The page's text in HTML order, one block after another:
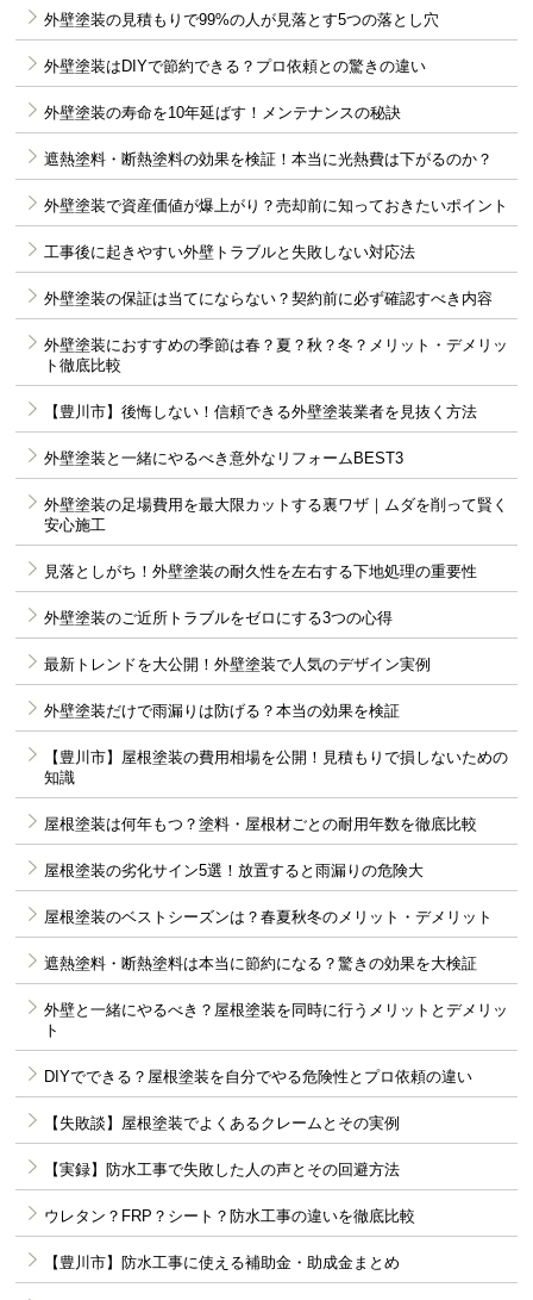
外壁塗装の見積もりで99%の人が見落とす5つの落とし穴
外壁塗装はDIYで節約できる？プロ依頼との驚きの違い
外壁塗装の寿命を10年延ばす！メンテナンスの秘訣
遮熱塗料・断熱塗料の効果を検証！本当に光熱費は下がるのか？
外壁塗装で資産価値が爆上がり？売却前に知っておきたいポイント
工事後に起きやすい外壁トラブルと失敗しない対応法
外壁塗装の保証は当てにならない？契約前に必ず確認すべき内容
外壁塗装におすすめの季節は春？夏？秋？冬？メリット・デメリッ
ト徹底比較
【豊川市】後悔しない！信頼できる外壁塗装業者を見抜く方法
外壁塗装と一緒にやるべき意外なリフォームBEST3
外壁塗装の足場費用を最大限カットする裏ワザ｜ムダを削って賢く
安心施工
見落としがち！外壁塗装の耐久性を左右する下地処理の重要性
外壁塗装のご近所トラブルをゼロにする3つの心得
最新トレンドを大公開！外壁塗装で人気のデザイン実例
外壁塗装だけで雨漏りは防げる？本当の効果を検証
【豊川市】屋根塗装の費用相場を公開！見積もりで損しないための
知識
屋根塗装は何年もつ？塗料・屋根材ごとの耐用年数を徹底比較
屋根塗装の劣化サイン5選！放置すると雨漏りの危険大
屋根塗装のベストシーズンは？春夏秋冬のメリット・デメリット
遮熱塗料・断熱塗料は本当に節約になる？驚きの効果を大検証
外壁と一緒にやるべき？屋根塗装を同時に行うメリットとデメリッ
ト
DIYでできる？屋根塗装を自分でやる危険性とプロ依頼の違い
【失敗談】屋根塗装でよくあるクレームとその実例
【実録】防水工事で失敗した人の声とその回避方法
ウレタン？FRP？シート？防水工事の違いを徹底比較
【豊川市】防水工事に使える補助金・助成金まとめ